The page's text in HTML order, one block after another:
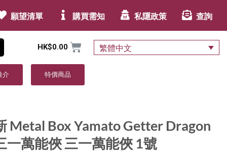
願望清單 購買需知 私隱政策 查詢
HK$0.00 繁體中文
介 特價商品
Metal Box Yamato Getter Dragon
一萬能俠 三一萬能俠 1號